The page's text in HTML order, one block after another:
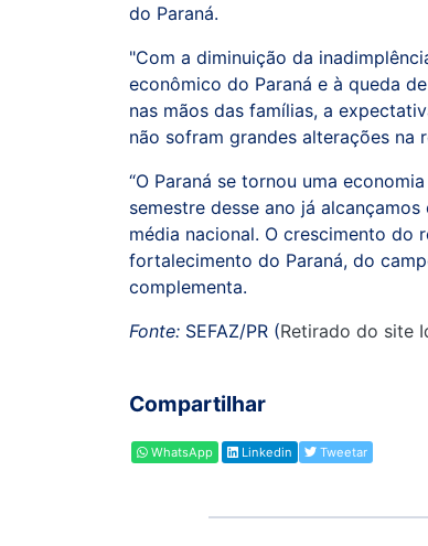
do Paraná.
"Com a diminuição da
econômico do Paraná e à queda
nas mãos das famílias, a
não sofram grandes alterações na
“O Paraná se tornou uma
semestre desse ano já
média nacional. O crescimento do
fortalecimento do Paraná, do
complementa.
Fonte: SEFAZ/PR (Retirado do site
Compartilhar
WhatsApp Linkedin Tweetar